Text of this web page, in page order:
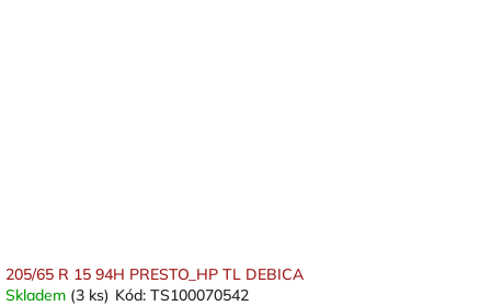
205/65 R 15 94H PRESTO_HP TL DEBICA
Skladem (3 ks) Kód: TS100070542